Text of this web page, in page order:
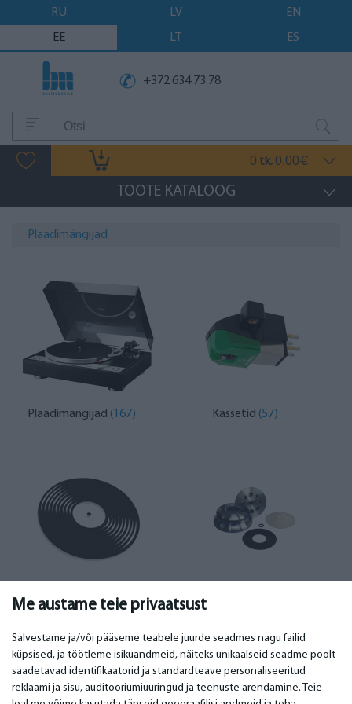
Me austame teie privaatsust
Salvestame ja/või pääseme teabele juurde seadmes nagu failid
küpsised, ja töötleme isikuandmeid, näiteks unikaalseid seadme poolt
saadetavad identifikaatorid ja standardteave personaliseeritud
reklaami ja sisu, auditooriumiuuringud ja teenuste arendamine. Teie
RU LV
EN
EE
LT ES
+372 634 73 78
0 tk. 0.00€
TOOTE KATALOOG
Plaadimängijad
Plaadimängijad (167) Kassetid (57)
Plaadimängijad (11) Muud tarvikud
TÄHTIS KONTAKTANDMED